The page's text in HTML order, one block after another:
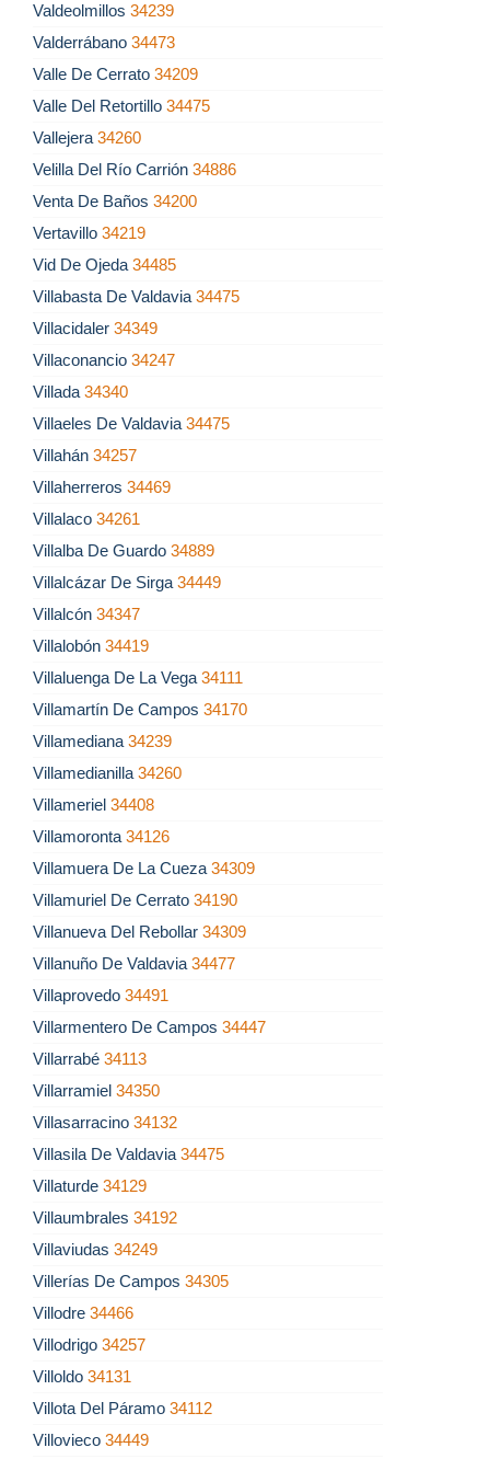
Valdeolmillos 34239
Valderrábano 34473
Valle De Cerrato 34209
Valle Del Retortillo 34475
Vallejera 34260
Velilla Del Río Carrión 34886
Venta De Baños 34200
Vertavillo 34219
Vid De Ojeda 34485
Villabasta De Valdavia 34475
Villacidaler 34349
Villaconancio 34247
Villada 34340
Villaeles De Valdavia 34475
Villahán 34257
Villaherreros 34469
Villalaco 34261
Villalba De Guardo 34889
Villalcázar De Sirga 34449
Villalcón 34347
Villalobón 34419
Villaluenga De La Vega 34111
Villamartín De Campos 34170
Villamediana 34239
Villamedianilla 34260
Villameriel 34408
Villamoronta 34126
Villamuera De La Cueza 34309
Villamuriel De Cerrato 34190
Villanueva Del Rebollar 34309
Villanuño De Valdavia 34477
Villaprovedo 34491
Villarmentero De Campos 34447
Villarrabé 34113
Villarramiel 34350
Villasarracino 34132
Villasila De Valdavia 34475
Villaturde 34129
Villaumbrales 34192
Villaviudas 34249
Villerías De Campos 34305
Villodre 34466
Villodrigo 34257
Villoldo 34131
Villota Del Páramo 34112
Villovieco 34449